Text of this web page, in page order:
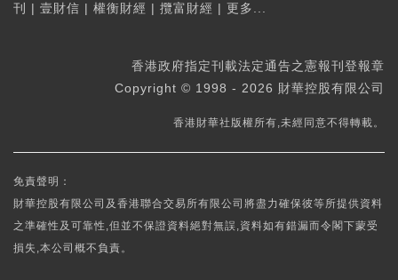
刊
| 壹財信 | 權衡財經 | 攬富財經 | 更多...
香港政府指定刊載法定通告之憲報刊登報章
Copyright © 1998 - 2026 財華控股有限公司
香港財華社版權所有,未經同意不得轉載。
免責聲明：
財華控股有限公司及香港聯合交易所有限公司將盡力確保彼等所提供資料
之準確性及可靠性,但並不保證資料絕對無誤,資料如有錯漏而令閣下蒙受
損失,本公司概不負責。